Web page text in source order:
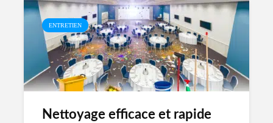
ENTRETIEN
Nettoyage efficace et rapide